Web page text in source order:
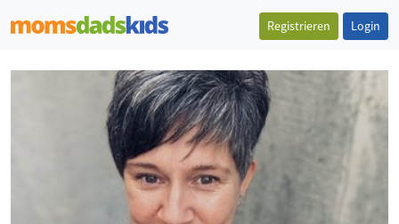
Registrieren Login